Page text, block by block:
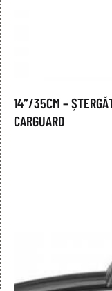
14″/35CM –
CARGUARD